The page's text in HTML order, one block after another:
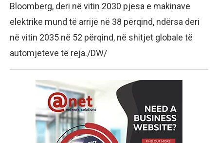
Bloomberg, deri në vitin 2030 pjesa e makinave
elektrike mund të arrijë në 38 përqind, ndërsa deri
në vitin 2035 në 52 përqind, në shitjet globale të
automjeteve të reja./DW/